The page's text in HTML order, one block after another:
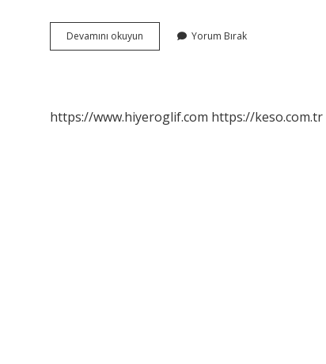
Devamını okuyun
Odasına
Yorum Bırak
https://www.hiyeroglif.com https://keso.com.tr